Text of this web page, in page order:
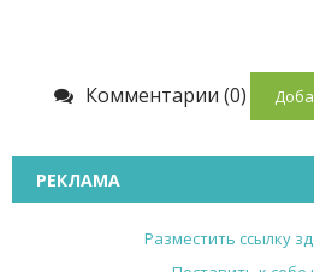
Комментарии (0)
РЕКЛАМА
Разместить ссылку